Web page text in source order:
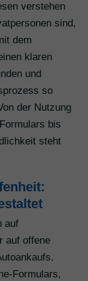
verstehen
sind,
dem
klaren
und
so
der Nutzung
bis
steht
auf
auf offene
Formulars,